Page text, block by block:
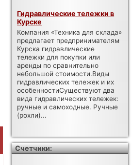
Гидравлические тележки в
Курске
Компания «Техника для склада»
предлагает предпринимателям
Курска гидравлические
тележки для покупки или
аренды по сравнительно
небольшой стоимости.Виды
гидравлических тележек и их
особенностиСуществуют два
вида гидравлических тележек:
ручные и самоходные. Ручные
(рохли)...
Счетчики: